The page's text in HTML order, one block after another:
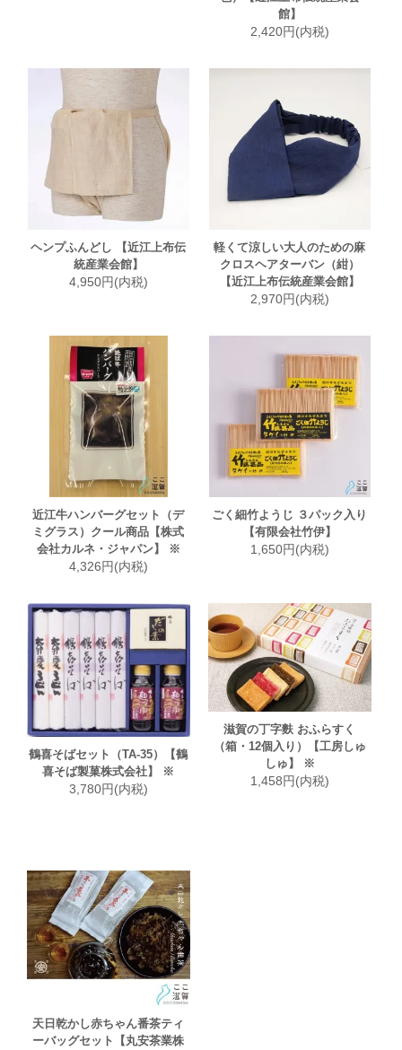
館】
2,420円(内税)
ヘンプふんどし 【近江上布伝
統産業会館】
4,950円(内税)
軽くて涼しい大人のための麻
クロスヘアターバン（紺）
【近江上布伝統産業会館】
2,970円(内税)
近江牛ハンバーグセット（デ
ミグラス）クール商品【株式
会社カルネ・ジャパン】 ※
4,326円(内税)
ごく細竹ようじ ３パック入り
【有限会社竹伊】
1,650円(内税)
鶴喜そばセット（TA-35）【鶴
喜そば製菓株式会社】 ※
3,780円(内税)
滋賀の丁字麩 おふらすく
（箱・12個入り）【工房しゅ
しゅ】 ※
1,458円(内税)
天日乾かし赤ちゃん番茶ティ
ーバッグセット【丸安茶業株